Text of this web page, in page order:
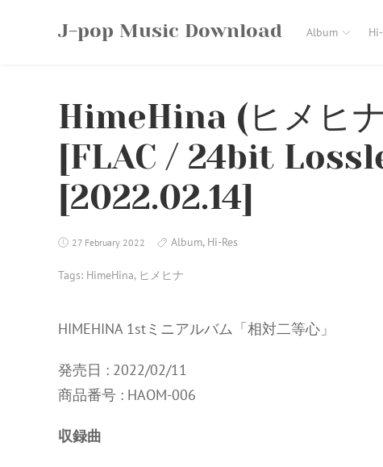
J-pop Music Download Album
HimeHina (ヒメヒ
[FLAC / 24bit
[2022.02.14]
27 February 2022 Album, Hi-Res
Tags: HimeHina, ヒメヒナ
HIMEHINA 1stミニアルバム「相対二等心」
発売日 : 2022/02/11
商品番号 : HAOM-006
収録曲